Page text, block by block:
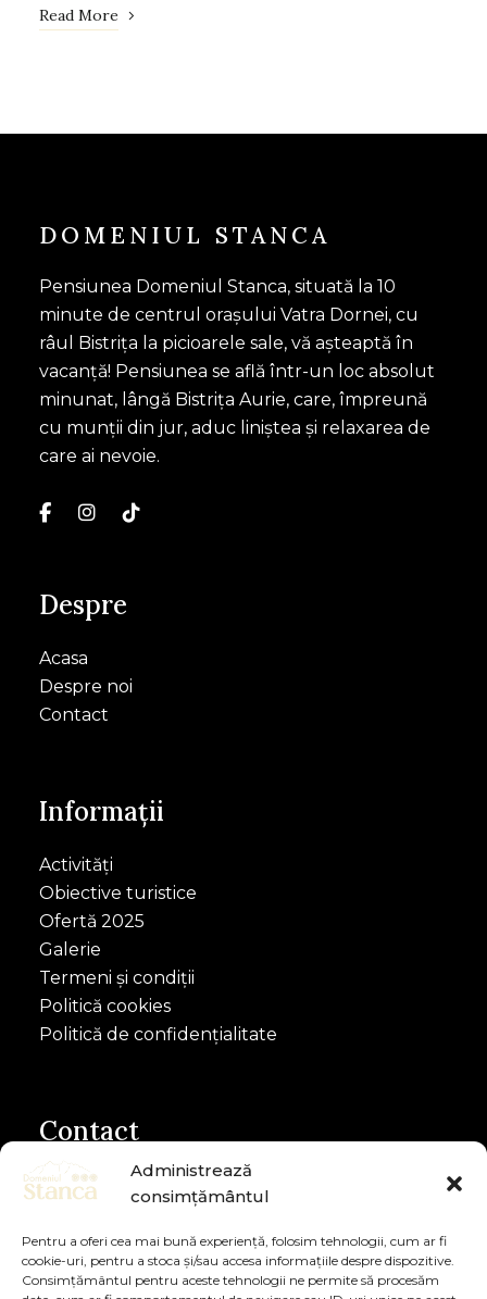
Administrează
consimțământul
Pentru a oferi cea mai bună experiență, folosim tehnologii, cum ar fi
cookie-uri, pentru a stoca și/sau accesa informațiile despre dispozitive.
Consimțământul pentru aceste tehnologii ne permite să procesăm
Read More
DOMENIUL STANCA
Pensiunea Domeniul Stanca, situată la 10
minute de centrul orașului Vatra Dornei, cu
râul Bistrița la picioarele sale, vă așteaptă în
vacanță! Pensiunea se află într-un loc absolut
minunat, lângă Bistrița Aurie, care, împreună
cu munții din jur, aduc liniștea și relaxarea de
care ai nevoie.
Despre
Acasa
Despre noi
Contact
Informații
Activități
Obiective turistice
Ofertă 2025
Galerie
Termeni și condiții
Politică cookies
Politică de confidențialitate
Contact
Telefon Receptie: 0743045522
contact@domeniulstanca.ro
Comuna Dorna-Arini, sat Sunători, Strada